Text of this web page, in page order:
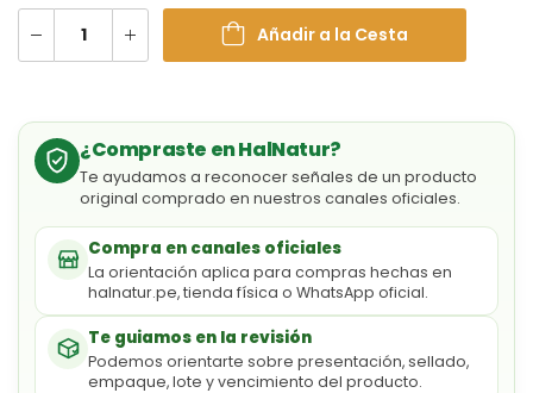
Añadir a la Cesta
¿Compraste en HalNatur?
Te ayudamos a reconocer señales de un producto
original comprado en nuestros canales oficiales.
Compra en canales oficiales
La orientación aplica para compras hechas en
halnatur.pe, tienda física o WhatsApp oficial.
Te guiamos en la revisión
Podemos orientarte sobre presentación, sellado,
empaque, lote y vencimiento del producto.